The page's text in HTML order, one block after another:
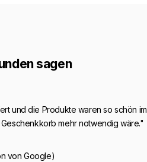
sagen
und die Produkte waren so schön im
mehr notwendig wäre."
von Google)